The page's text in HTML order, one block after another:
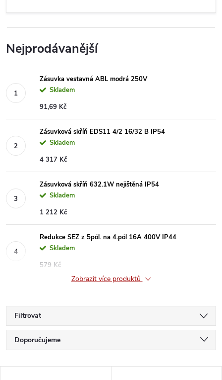
Nejprodávanější
Zásuvka vestavná ABL modrá 250V
Skladem
91,69 Kč
Zásuvková skříň EDS11 4/2 16/32 B IP54
Skladem
4 317 Kč
Zásuvková skříň 632.1W nejištěná IP54
Skladem
1 212 Kč
Redukce SEZ z 5pól. na 4.pól 16A 400V IP44
Skladem
579 Kč
Zobrazit více produktů
Filtrovat
Ř
a
Doporučujeme